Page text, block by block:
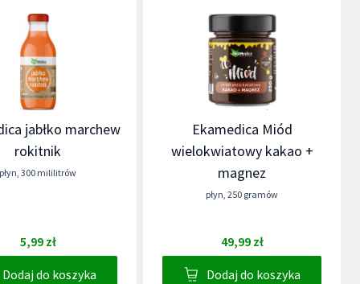
jabłko marchew
rokitnik
płyn, 300 mililitrów
5,99 zł
Dodaj do koszyka
Ekamedica Miód
wielokwiatowy kakao +
magnez
płyn, 250 gramów
49,99 zł
Dodaj do koszyka